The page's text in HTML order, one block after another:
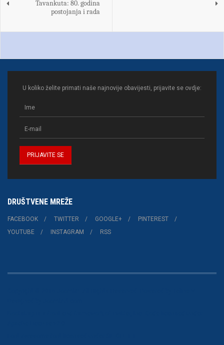
Tavankuta: 80. godina
postojanja i rada
U koliko želite primati naše najnovije obavijesti, prijavite se ovdje:
DRUŠTVENE MREŽE
FACEBOOK TWITTER GOOGLE+
PINTEREST
YOUTUBE
INSTAGRAM RSS